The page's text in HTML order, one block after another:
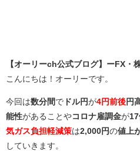
【オーリーch公式ブログ】ーFX・
こんにちは！オーリーです。
今回は数分間 で ドル円が4円前後 円
能性があることやコロナ雇調金が
気ガス負担軽減策は2,000円の値上
していきます。